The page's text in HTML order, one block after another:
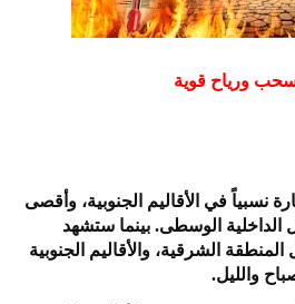
ورياح قوية
نسبياً في الأقاليم الجنوبية، وأقصى
الداخلية الوسطى. بينما ستشهد
الشرقية، والأقاليم الجنوبية
والليل.